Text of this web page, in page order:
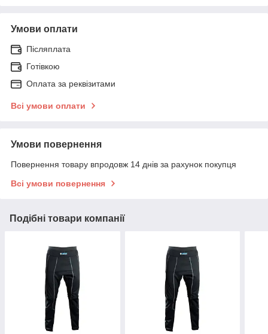
Умови оплати
Післяплата
Готівкою
Оплата за реквізитами
Всі умови оплати
Умови повернення
Повернення товару впродовж 14 днів за рахунок покупця
Всі умови повернення
Подібні товари компанії